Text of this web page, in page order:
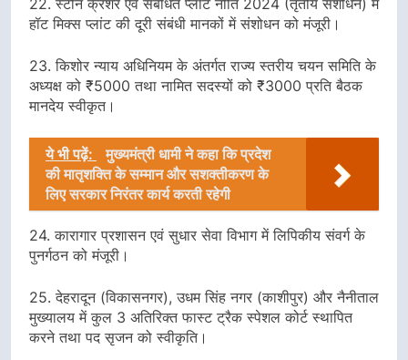
22. स्टोन क्रशर एवं संबंधित प्लांट नीति 2024 (तृतीय संशोधन) में
हॉट मिक्स प्लांट की दूरी संबंधी मानकों में संशोधन को मंजूरी।
23. किशोर न्याय अधिनियम के अंतर्गत राज्य स्तरीय चयन समिति के
अध्यक्ष को ₹5000 तथा नामित सदस्यों को ₹3000 प्रति बैठक
मानदेय स्वीकृत।
ये भी पढ़ें:
मुख्यमंत्री धामी ने कहा कि प्रदेश
की मातृशक्ति के सम्मान और सशक्तीकरण के
लिए सरकार निरंतर कार्य करती रहेगी
24. कारागार प्रशासन एवं सुधार सेवा विभाग में लिपिकीय संवर्ग के
पुनर्गठन को मंजूरी।
25. देहरादून (विकासनगर), उधम सिंह नगर (काशीपुर) और नैनीताल
मुख्यालय में कुल 3 अतिरिक्त फास्ट ट्रैक स्पेशल कोर्ट स्थापित
करने तथा पद सृजन को स्वीकृति।